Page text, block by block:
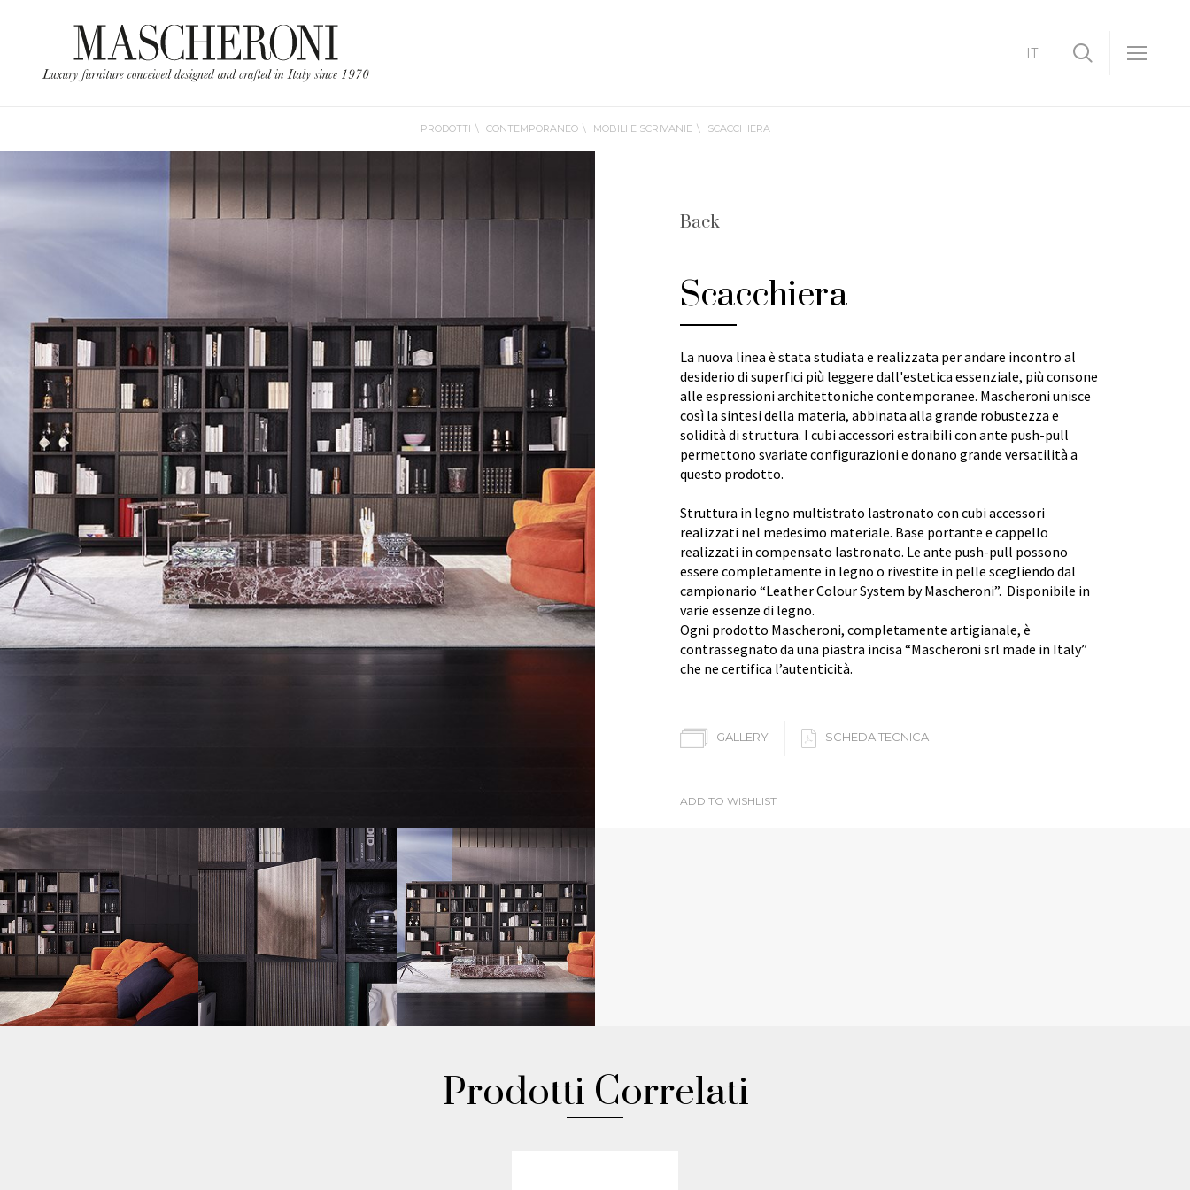
IT
PRODOTTI CONTEMPORANEO MOBILI E SCRIVANIE SCACCHIERA
Back
Scacchiera
La nuova linea è stata studiata e realizzata per andare incontro al
desiderio di superfici più leggere dall'estetica essenziale, più consone
alle espressioni architettoniche contemporanee. Mascheroni unisce
così la sintesi della materia, abbinata alla grande robustezza e
solidità di struttura. I cubi accessori estraibili con ante push-pull
permettono svariate configurazioni e donano grande versatilità a
questo prodotto.
Struttura in legno multistrato lastronato con cubi accessori
realizzati nel medesimo materiale. Base portante e cappello
realizzati in compensato lastronato. Le ante push-pull possono
essere completamente in legno o rivestite in pelle scegliendo dal
campionario “Leather Colour System by Mascheroni”. Disponibile in
varie essenze di legno.
Ogni prodotto Mascheroni, completamente artigianale, è
contrassegnato da una piastra incisa “Mascheroni srl made in Italy”
che ne certifica l’autenticità.
GALLERY SCHEDA TECNICA
ADD TO WISHLIST
Prodotti Correlati